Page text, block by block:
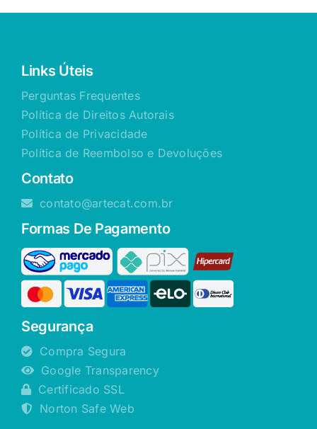
Links Úteis
Perguntas Frequentes
Política de Direitos Autorais
Política de Privacidade
Política de Reembolso e Devoluções
Contato
contato@artecat.com.br
Formas De Pagamento
Segurança
Compra Segura
Google Transparency
Certificado SSL
Norton Safe Web